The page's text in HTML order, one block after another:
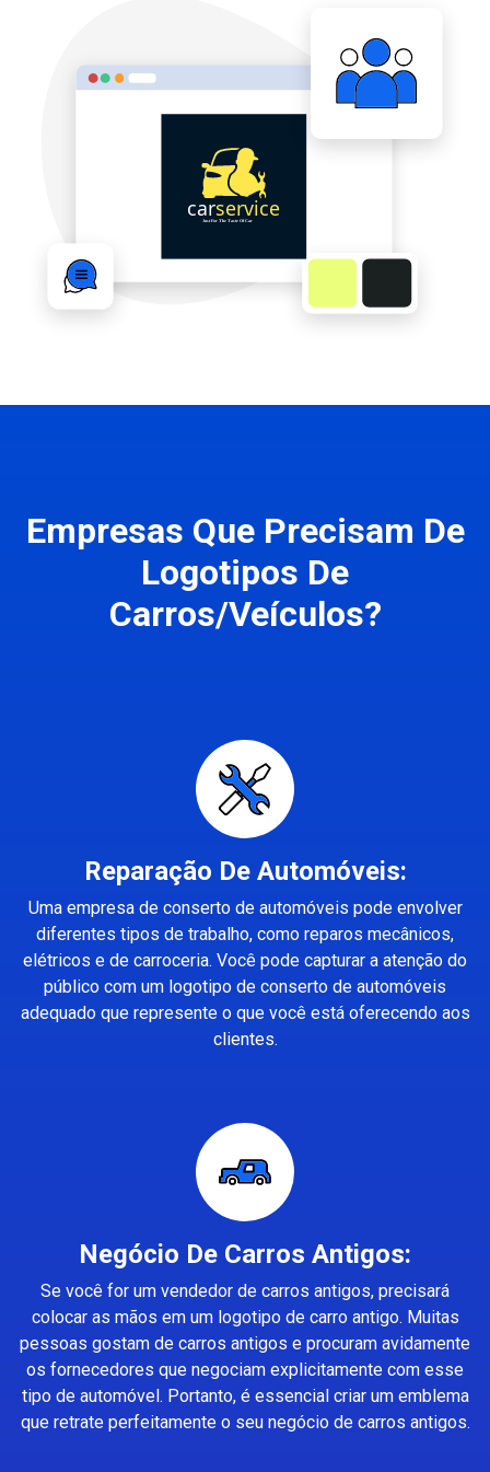
Empresas Que Precisam De
Logotipos De
Carros/Veículos?
Reparação De Automóveis:
Uma empresa de conserto de automóveis pode envolver
diferentes tipos de trabalho, como reparos mecânicos,
elétricos e de carroceria. Você pode capturar a atenção do
público com um logotipo de conserto de automóveis
adequado que represente o que você está oferecendo aos
clientes.
Negócio De Carros Antigos:
Se você for um vendedor de carros antigos, precisará
colocar as mãos em um logotipo de carro antigo. Muitas
pessoas gostam de carros antigos e procuram avidamente
os fornecedores que negociam explicitamente com esse
tipo de automóvel. Portanto, é essencial criar um emblema
que retrate perfeitamente o seu negócio de carros antigos.